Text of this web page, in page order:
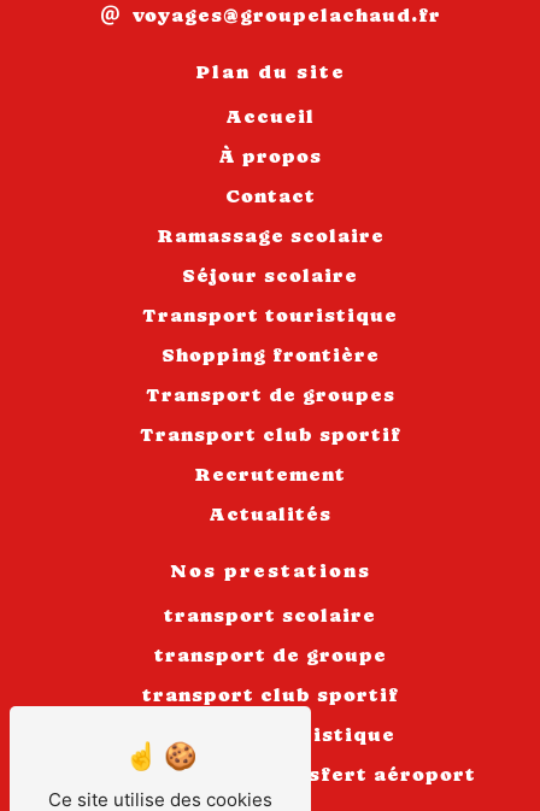
voyages@groupelachaud.fr
Plan du site
Accueil
À propos
Contact
Ramassage scolaire
Séjour scolaire
Transport touristique
Shopping frontière
Transport de groupes
Transport club sportif
Recrutement
Actualités
Nos prestations
transport scolaire
transport de groupe
transport club sportif
transport touristique
autocar
transfert aéroport
Ce site utilise des cookies